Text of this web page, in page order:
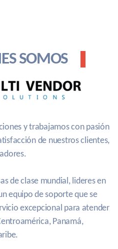
SOMOS
y trabajamos con pasión
de nuestros clientes,
de clase mundial, lideres en
equipo de soporte que se
excepcional para atender
Panamá,